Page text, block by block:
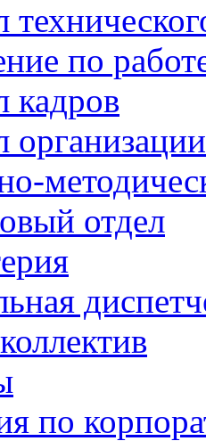
по
кадров
отдел
по